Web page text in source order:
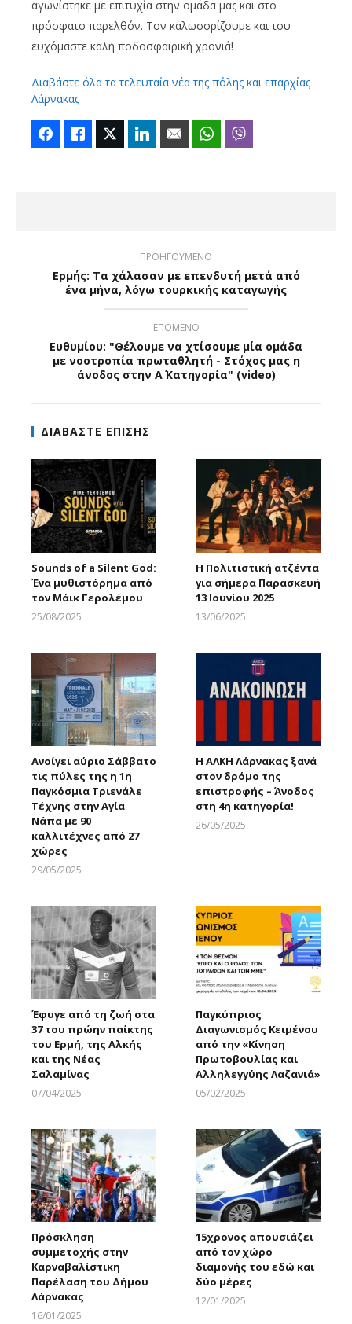
αγωνίστηκε με επιτυχία στην ομάδα μας και στο
πρόσφατο παρελθόν. Τον καλωσορίζουμε και του
ευχόμαστε καλή ποδοσφαιρική χρονιά!
Διαβάστε όλα τα τελευταία νέα της πόλης και επαρχίας
Λάρνακας
FacebookLike Twitter LinkedIn Email WhatsApp
ΠΡΟΗΓΟΥΜΕΝΟ
Ερμής: Tα χάλασαν με επενδυτή μετά από
ένα μήνα, λόγω τουρκικής καταγωγής
ΕΠΟΜΕΝΟ
Ευθυμίου: "Θέλουμε να χτίσουμε μία ομάδα
με νοοτροπία πρωταθλητή - Στόχος μας η
άνοδος στην Α΄ Κατηγορία" (video)
ΔΙΑΒΑΣΤΕ ΕΠΙΣΗΣ
Sounds of a Silent God:
Ένα μυθιστόρημα από
τον Μάικ Γερολέμου
25/08/2025
H Πολιτιστική ατζέντα
για σήμερα Παρασκευή
13 Ιουνίου 2025
13/06/2025
Ανοίγει αύριο Σάββατο
τις πύλες της η 1η
Παγκόσμια Τριενάλε
Τέχνης στην Αγία
Νάπα με 90
καλλιτέχνες από 27
χώρες
29/05/2025
Η ΑΛΚΗ Λάρνακας ξανά
στον δρόμο της
επιστροφής – Άνοδος
στη 4η κατηγορία!
26/05/2025
Έφυγε από τη ζωή στα
37 του πρώην παίκτης
του Ερμή, της Αλκής
και της Νέας
Σαλαμίνας
07/04/2025
Παγκύπριος
Διαγωνισμός Κειμένου
από την «Κίνηση
Πρωτοβουλίας και
Αλληλεγγύης Λαζανιά»
05/02/2025
Πρόσκληση
συμμετοχής στην
Καρναβαλίστικη
Παρέλαση του Δήμου
Λάρνακας
16/01/2025
15χρονος απουσιάζει
από τον χώρο
διαμονής του εδώ και
δύο μέρες
12/01/2025